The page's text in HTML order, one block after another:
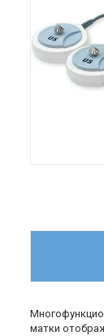
матки